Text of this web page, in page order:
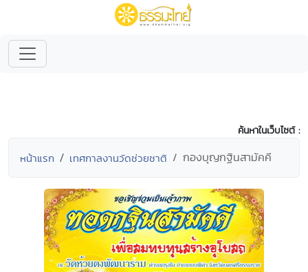
ค้นหาในเว็บไซต์ :
หน้าแรก เทศกาลงานวัดช่วยชาติ กองบุญกฐินสามัคคี